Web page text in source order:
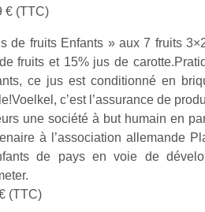
€ (TTC)
de fruits Enfants » aux 7 fruits
fruits et 15% jus de
ce jus est conditionné en
c’est l’assurance de
une société à but humain en
à l’association allemande
de pays en voie de
(TTC)